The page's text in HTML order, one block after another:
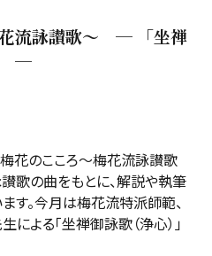
流詠讃歌～ ─ 「坐禅
─
梅花のこころ～梅花流詠讃歌
歌の曲をもとに、解説や執筆
す。今月は梅花流特派師範、
よる「坐禅御詠歌（浄心）」